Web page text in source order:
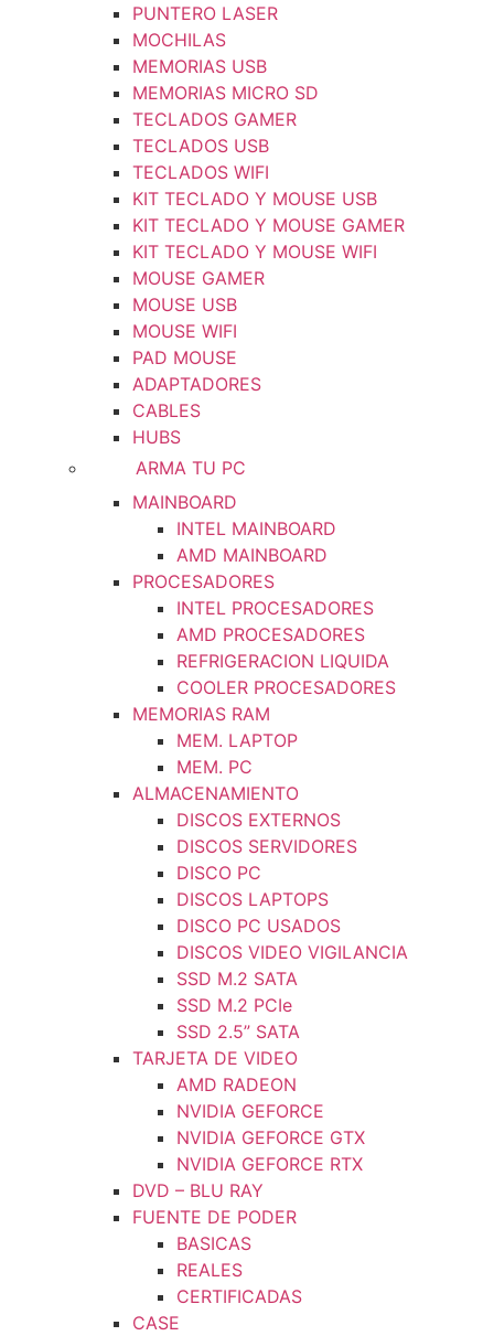
PUNTERO LASER
MOCHILAS
MEMORIAS USB
MEMORIAS MICRO SD
TECLADOS GAMER
TECLADOS USB
TECLADOS WIFI
KIT TECLADO Y MOUSE USB
KIT TECLADO Y MOUSE GAMER
KIT TECLADO Y MOUSE WIFI
MOUSE GAMER
MOUSE USB
MOUSE WIFI
PAD MOUSE
ADAPTADORES
CABLES
HUBS
ARMA TU PC
MAINBOARD
INTEL MAINBOARD
AMD MAINBOARD
PROCESADORES
INTEL PROCESADORES
AMD PROCESADORES
REFRIGERACION LIQUIDA
COOLER PROCESADORES
MEMORIAS RAM
MEM. LAPTOP
MEM. PC
ALMACENAMIENTO
DISCOS EXTERNOS
DISCOS SERVIDORES
DISCO PC
DISCOS LAPTOPS
DISCO PC USADOS
DISCOS VIDEO VIGILANCIA
SSD M.2 SATA
SSD M.2 PCIe
SSD 2.5” SATA
TARJETA DE VIDEO
AMD RADEON
NVIDIA GEFORCE
NVIDIA GEFORCE GTX
NVIDIA GEFORCE RTX
DVD – BLU RAY
FUENTE DE PODER
BASICAS
REALES
CERTIFICADAS
CASE